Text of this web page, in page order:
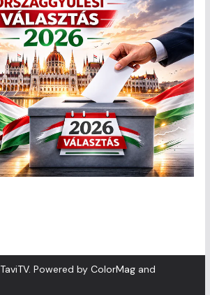
TaviTV. Powered by ColorMagand